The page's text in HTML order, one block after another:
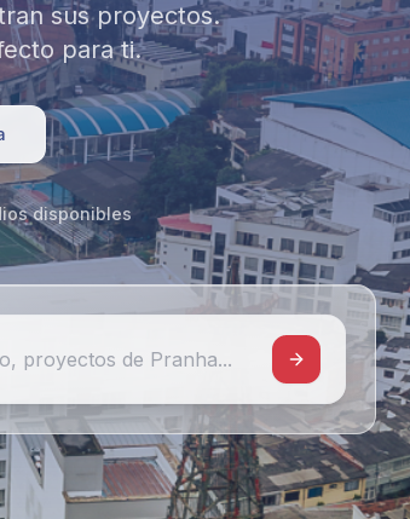
sus proyectos.
para ti.
disponibles
proyectos de Pranha...
Gimnasio al aire libre